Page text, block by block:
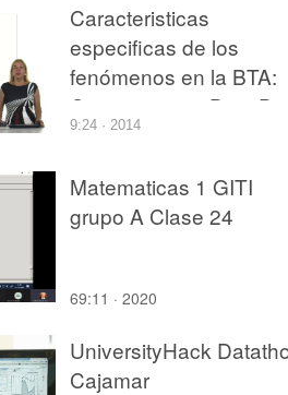
Caracteristicas
especificas de los
fenómenos en la BTA:
Componente 1D y 2D
9:24 · 2014
Matematicas 1 GITI
grupo A Clase 24
69:11 · 2020
UniversityHack
Cajamar